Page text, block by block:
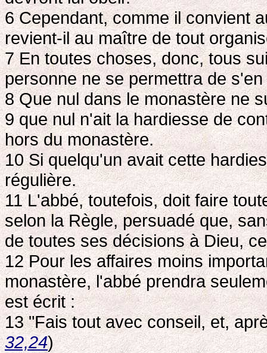
6 Cependant, comme il convient
revient-il au maître de tout
7 En toutes choses, donc, tous
personne ne se permettra de
8 Que nul dans le monastère ne
9 que nul n'ait la hardiesse de
hors du monastère.
10 Si quelqu'un avait cette
régulière.
11 L'abbé, toutefois, doit faire
selon la Règle, persuadé que,
de toutes ses décisions à Dieu,
12 Pour les affaires moins
monastère, l'abbé prendra
est écrit :
13 "Fais tout avec conseil, et,
32,24)